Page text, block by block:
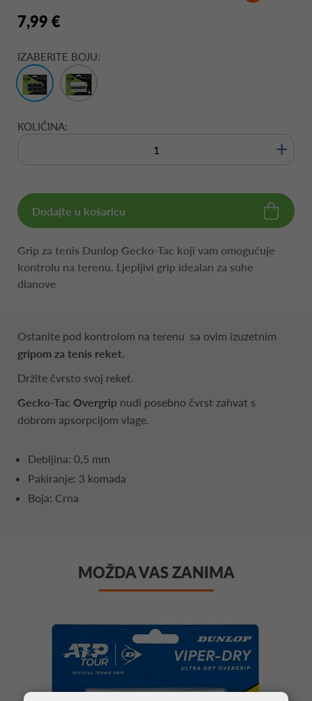
7,99 €
IZABERITE BOJU:
KOLIČINA:
+
Dodajte u košaricu
Grip za tenis Dunlop Gecko-Tac koji vam omogućuje
kontrolu na terenu. Ljepljivi grip idealan za suhe
dlanove
Ostanite pod kontrolom na terenu sa ovim izuzetnim
gripom za tenis reket.
Držite čvrsto svoj reket.
Gecko-Tac Overgrip nudi posebno čvrst zahvat s
dobrom apsorpcijom vlage.
Debljina: 0,5 mm
Pakiranje: 3 komada
Boja: Crna
MOŽDA VAS ZANIMA